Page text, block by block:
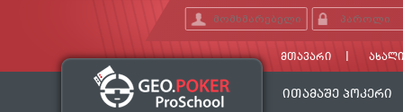
ᲛᲗᲐᲕᲐᲠᲘ
ᲘᲗᲐᲛᲐᲨᲔ ᲞᲝᲙᲔᲠᲘ